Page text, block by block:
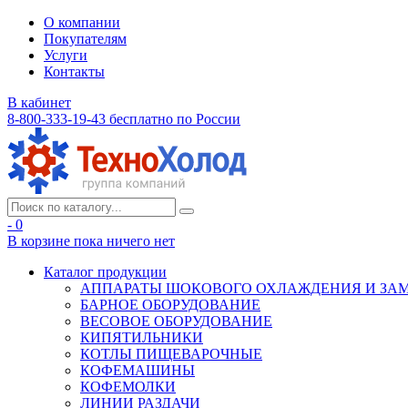
О компании
Покупателям
Услуги
Контакты
В кабинет
8-800-333-19-43 бесплатно по России
- 0
В корзине пока ничего нет
Каталог продукции
АППАРАТЫ ШОКОВОГО ОХЛАЖДЕНИЯ И
БАРНОЕ ОБОРУДОВАНИЕ
ВЕСОВОЕ ОБОРУДОВАНИЕ
КИПЯТИЛЬНИКИ
КОТЛЫ ПИЩЕВАРОЧНЫЕ
КОФЕМАШИНЫ
КОФЕМОЛКИ
ЛИНИИ РАЗДАЧИ